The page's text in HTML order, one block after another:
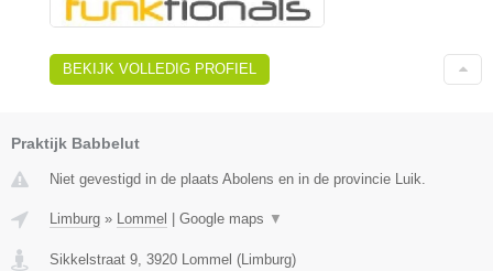
BEKIJK VOLLEDIG PROFIEL
Praktijk Babbelut
Niet gevestigd in de plaats Abolens en in de provincie Luik.
Limburg » Lommel Google maps ▼
Sikkelstraat 9 3920 Lommel ( Limburg)